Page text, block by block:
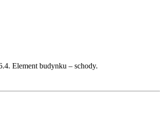
Element budynku – schody.